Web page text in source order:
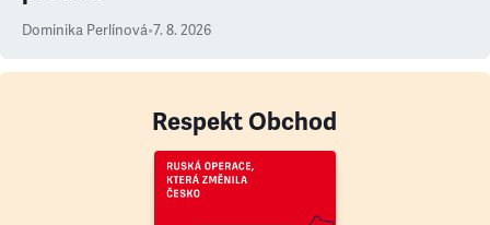
Dominika Perlínová•7. 8. 2026
Respekt Obchod